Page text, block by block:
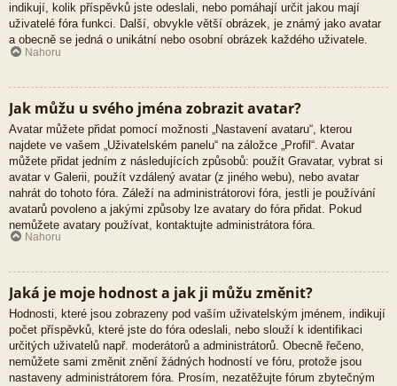
indikují, kolik příspěvků jste odeslali, nebo pomáhají určit jakou mají
uživatelé fóra funkci. Další, obvykle větší obrázek, je známý jako avatar
a obecně se jedná o unikátní nebo osobní obrázek každého uživatele.
Nahoru
Jak můžu u svého jména zobrazit avatar?
Avatar můžete přidat pomocí možnosti „Nastavení avataru“, kterou
najdete ve vašem „Uživatelském panelu“ na záložce „Profil“. Avatar
můžete přidat jedním z následujících způsobů: použít Gravatar, vybrat si
avatar v Galerii, použít vzdálený avatar (z jiného webu), nebo avatar
nahrát do tohoto fóra. Záleží na administrátorovi fóra, jestli je používání
avatarů povoleno a jakými způsoby lze avatary do fóra přidat. Pokud
nemůžete avatary používat, kontaktujte administrátora fóra.
Nahoru
Jaká je moje hodnost a jak ji můžu změnit?
Hodnosti, které jsou zobrazeny pod vaším uživatelským jménem, indikují
počet příspěvků, které jste do fóra odeslali, nebo slouží k identifikaci
určitých uživatelů např. moderátorů a administrátorů. Obecně řečeno,
nemůžete sami změnit znění žádných hodností ve fóru, protože jsou
nastaveny administrátorem fóra. Prosím, nezatěžujte fórum zbytečným